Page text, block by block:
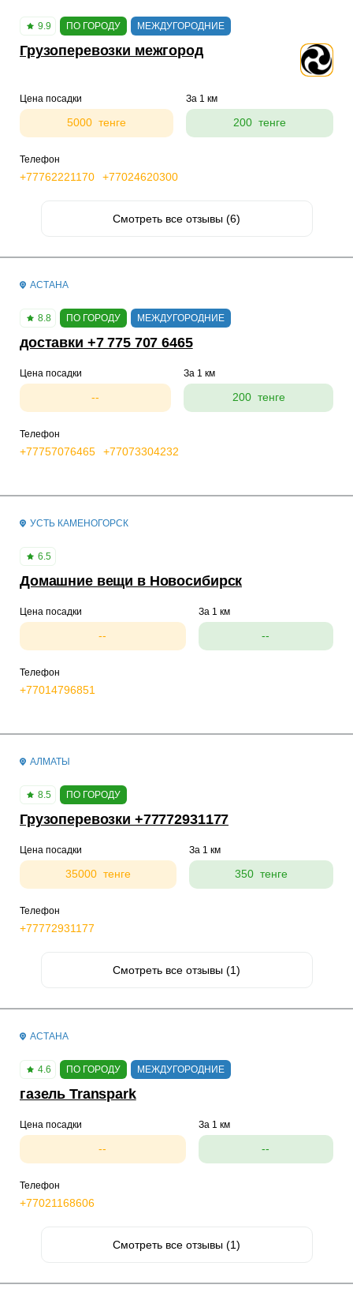
9.9 ПО ГОРОДУ МЕЖДУГОРОДНИЕ
Грузоперевозки межгород
Цена посадки
5000 тенге
За 1 км
200 тенге
Телефон
+77762221170 +77024620300
Смотреть все отзывы (6)
АСТАНА
8.8 ПО ГОРОДУ МЕЖДУГОРОДНИЕ
доставки +7 775 707 6465
Цена посадки
--
За 1 км
200 тенге
Телефон
+77757076465 +77073304232
УСТЬ КАМЕНОГОРСК
6.5
Домашние вещи в Новосибирск
Цена посадки
--
За 1 км
--
Телефон
+77014796851
АЛМАТЫ
8.5 ПО ГОРОДУ
Грузоперевозки +77772931177
Цена посадки
35000 тенге
За 1 км
350 тенге
Телефон
+77772931177
Смотреть все отзывы (1)
АСТАНА
4.6 ПО ГОРОДУ МЕЖДУГОРОДНИЕ
газель Transpark
Цена посадки
--
За 1 км
--
Телефон
+77021168606
Смотреть все отзывы (1)